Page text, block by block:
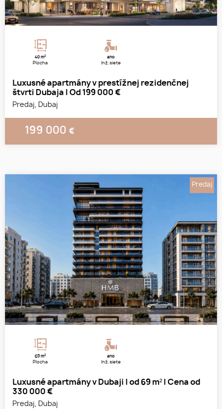
40 m2
Plocha
áno
Inž. siete
Luxusné apartmány v prestížnej rezidenčnej
štvrti Dubaja | Od 199 000 €
Predaj, Dubaj
199 000 €
69 m2
Plocha
áno
Inž. siete
Luxusné apartmány v Dubaji | od 69 m² | Cena od
330 000 €
Predaj, Dubaj
Predaj